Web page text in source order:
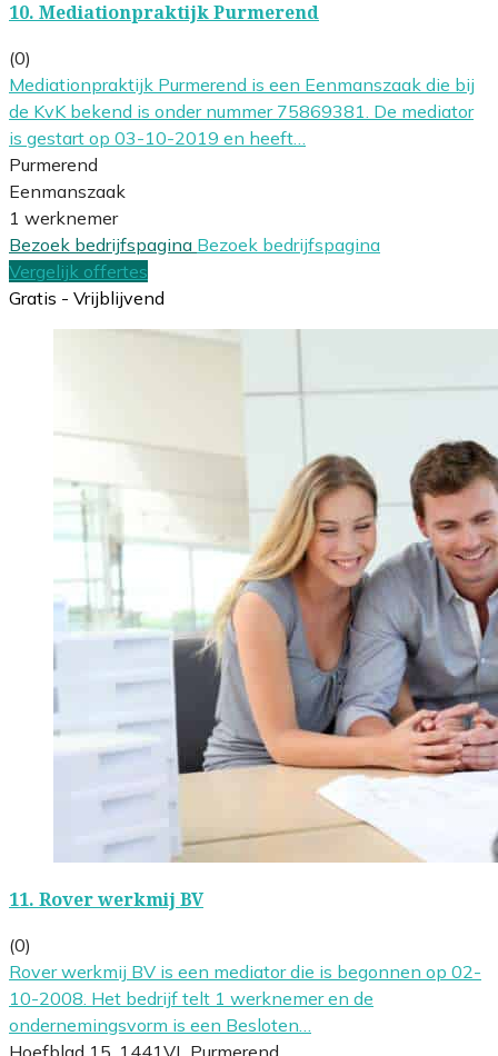
10. Mediationpraktijk Purmerend
(0)
Mediationpraktijk Purmerend is een Eenmanszaak die bij
de KvK bekend is onder nummer 75869381. De mediator
is gestart op 03-10-2019 en heeft…
Purmerend
Eenmanszaak
1 werknemer
Bezoek bedrijfspagina Bezoek bedrijfspagina
Vergelijk offertes
Gratis - Vrijblijvend
11. Rover werkmij BV
(0)
Rover werkmij BV is een mediator die is begonnen op 02-
10-2008. Het bedrijf telt 1 werknemer en de
ondernemingsvorm is een Besloten…
Hoefblad 15, 1441VL Purmerend